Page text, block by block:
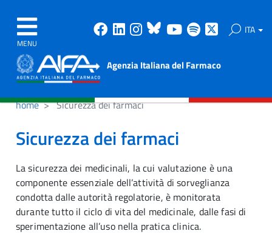
MENU
Facebook
Linkedin
Instagram
Bluesky
Youtube
Spotify ITA
Agenzia Italiana del Farmaco
home Sicurezza dei farmaci
Sicurezza dei farmaci
La sicurezza dei medicinali, la cui valutazione è una
componente essenziale dell’attività di sorveglianza
condotta dalle autorità regolatorie, è monitorata
durante tutto il ciclo di vita del medicinale, dalle fasi di
sperimentazione all’uso nella pratica clinica.